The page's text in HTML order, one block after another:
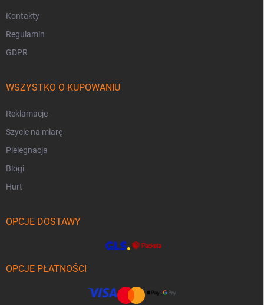
Kontakty
Regulamin
GDPR
WSZYSTKO O KUPOWANIU
Reklamacje
Szycie na miarę
Pielegnacja
Blogi
Hurt
OPCJE DOSTAWY
OPCJE PŁATNOŚCI